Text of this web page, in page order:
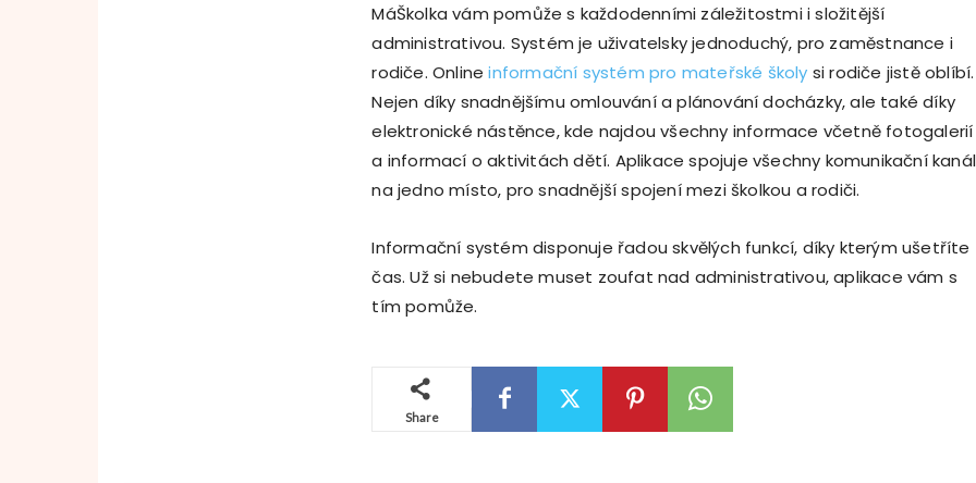
MáŠkolka vám pomůže s každodenními záležitostmi i složitější
administrativou. Systém je uživatelsky jednoduchý, pro zaměstnance i
rodiče. Onlineinformační systém pro mateřské školy si rodiče jistě oblíbí.
Nejen díky snadnějšímu omlouvání a plánování docházky, ale také díky
elektronické nástěnce, kde najdou všechny informace včetně fotogalerií
a informací o aktivitách dětí. Aplikace spojuje všechny komunikační
na jedno místo, pro snadnější spojení mezi školkou a rodiči.
Informační systém disponuje řadou skvělých funkcí, díky kterým ušetříte
čas. Už si nebudete muset zoufat nad administrativou, aplikace vám s
tím pomůže.
Share